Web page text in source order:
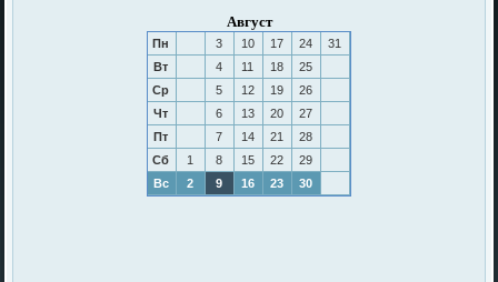
Август
Пн 3 10 17 24
31
Вт
4 11 18
25
Ср
5 12 19
26
Чт
6 13 20
27
Пт
7 14 21
28
Сб
1 8 15 22
29
Вс
2 9 16 23 30